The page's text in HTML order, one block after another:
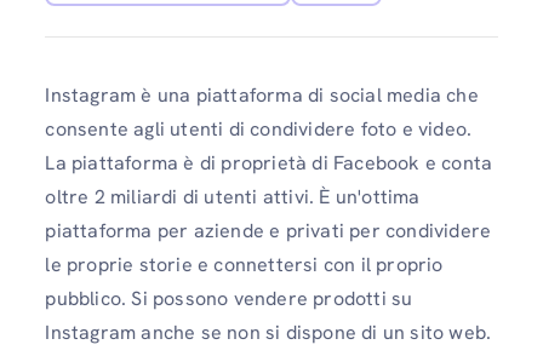
Instagram è una piattaforma di social media che
consente agli utenti di condividere foto e video.
La piattaforma è di proprietà di Facebook e conta
oltre 2 miliardi di utenti attivi. È un'ottima
piattaforma per aziende e privati ​​per condividere
le proprie storie e connettersi con il proprio
pubblico. Si possono vendere prodotti su
Instagram anche se non si dispone di un sito web.